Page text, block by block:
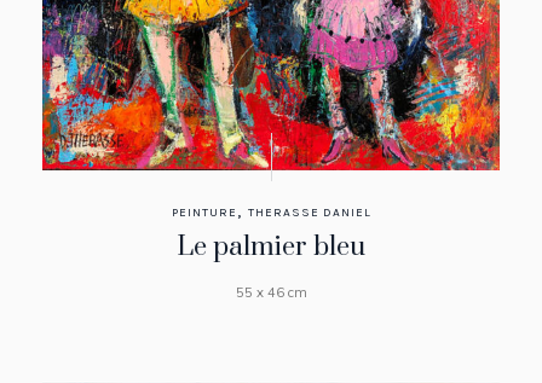
PEINTURE , THERASSE DANIEL
Le palmier bleu
55 x 46 cm